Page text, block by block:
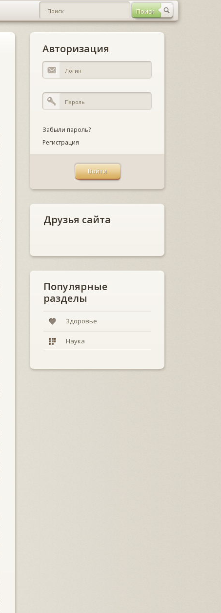
Авторизация
Забыли пароль?
Регистрация
Друзья сайта
Популярные
разделы
Здоровье
Наука